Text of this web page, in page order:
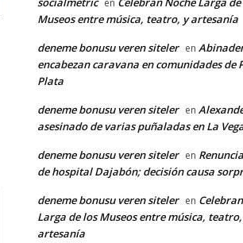
en
Museos entre música, teatro, y artesanía
deneme bonusu veren siteler en
encabezan caravana en comunidades de
Plata
deneme bonusu veren siteler en
asesinado de varias puñaladas en La
deneme bonusu veren siteler en
de hospital Dajabón; decisión causa
deneme bonusu veren siteler en
Larga de los Museos entre música,
artesanía